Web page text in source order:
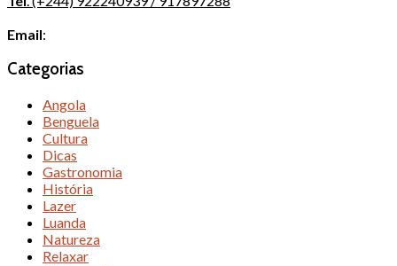
Email:
Categorias
Angola
Benguela
Cultura
Dicas
Gastronomia
História
Lazer
Luanda
Natureza
Relaxar